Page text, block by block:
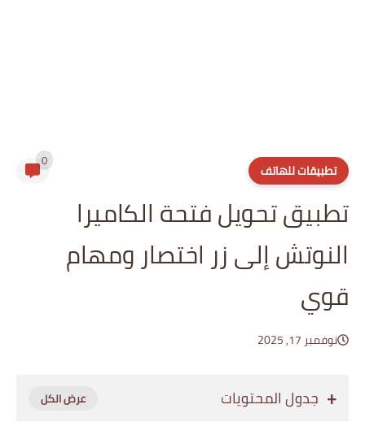
تطبيقات للهاتف 0
تطبيق تحويل فتحة الكاميرا
النوتش إلى زر اختصار ومهام
قوي
نوفمبر 17, 2025
جدول المحتويات